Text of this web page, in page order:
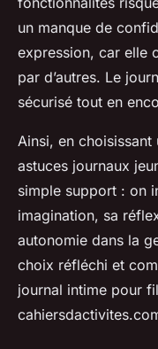
un manque de
expression, car elle
par d’autres. Le
sécurisé tout en
Ainsi, en
astuces journaux
simple support : on
imagination, sa
autonomie dans la
choix réfléchi et
journal intime pour